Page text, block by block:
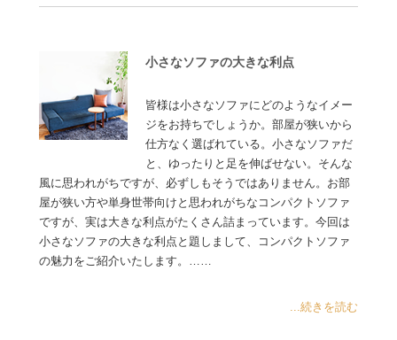
小さなソファの大きな利点
皆様は小さなソファにどのようなイメー
ジをお持ちでしょうか。部屋が狭いから
仕方なく選ばれている。小さなソファだ
と、ゆったりと足を伸ばせない。そんな
風に思われがちですが、必ずしもそうではありません。お部
屋が狭い方や単身世帯向けと思われがちなコンパクトソファ
ですが、実は大きな利点がたくさん詰まっています。今回は
小さなソファの大きな利点と題しまして、コンパクトソファ
の魅力をご紹介いたします。……
...続きを読む